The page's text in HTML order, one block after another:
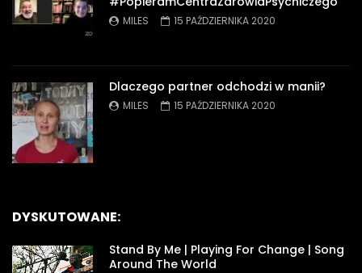
MILES 15 PAŹDZIERNIKA 2020
Dlaczego partner odchodzi w manii?
MILES 15 PAŹDZIERNIKA 2020
DYSKUTOWANE:
Stand By Me | Playing For Change | Song
Around The World